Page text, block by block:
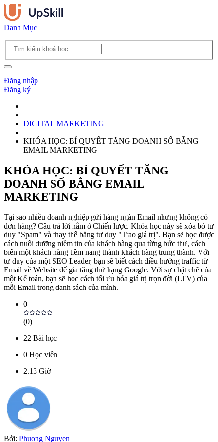
Danh Mục
Đăng nhập
Đăng ký
DIGITAL MARKETING
KHÓA HỌC: BÍ QUYẾT TĂNG DOANH SỐ BẰNG
EMAIL MARKETING
KHÓA HỌC: BÍ QUYẾT TĂNG
DOANH SỐ BẰNG EMAIL
MARKETING
Tại sao nhiều doanh nghiệp gửi hàng ngàn Email nhưng không có
đơn hàng? Câu trả lời nằm ở Chiến lược. Khóa học này sẽ xóa bỏ tư
duy "Spam" và thay thế bằng tư duy "Trao giá trị". Bạn sẽ học được
cách nuôi dưỡng niềm tin của khách hàng qua từng bức thư, cách
biến một khách hàng tiềm năng thành khách hàng trung thành. Với
tư duy của một SEO Leader, bạn sẽ biết cách điều hướng traffic từ
Email về Website để gia tăng thứ hạng Google. Với sự chặt chẽ của
một Kế toán, bạn sẽ học cách tối ưu hóa giá trị trọn đời (LTV) của
mỗi Email trong danh sách của mình.
0
(0)
22 Bài học
0 Học viên
2.13 Giờ
Bởi: Phuong Nguyen